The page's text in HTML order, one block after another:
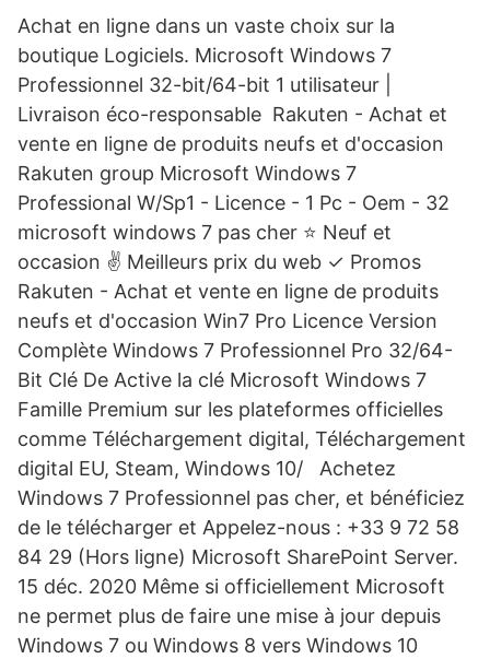
Achat en ligne dans un vaste choix sur la
boutique Logiciels. Microsoft Windows 7
Professionnel 32-bit/64-bit 1 utilisateur |
Livraison éco-responsable Rakuten - Achat et
vente en ligne de produits neufs et d'occasion
Rakuten group Microsoft Windows 7
Professional W/Sp1 - Licence - 1 Pc - Oem - 32
microsoft windows 7 pas cher ⭐ Neuf et
occasion ✌ Meilleurs prix du web ✓ Promos
Rakuten - Achat et vente en ligne de produits
neufs et d'occasion Win7 Pro Licence Version
Complète Windows 7 Professionnel Pro 32/64-
Bit Clé De Active la clé Microsoft Windows 7
Famille Premium sur les plateformes officielles
comme Téléchargement digital, Téléchargement
digital EU, Steam, Windows 10/ Achetez
Windows 7 Professionnel pas cher, et bénéficiez
de le télécharger et Appelez-nous : +33 9 72 58
84 29 (Hors ligne) Microsoft SharePoint Server.
15 déc. 2020 Même si officiellement Microsoft
ne permet plus de faire une mise à jour depuis
Windows 7 ou Windows 8 vers Windows 10